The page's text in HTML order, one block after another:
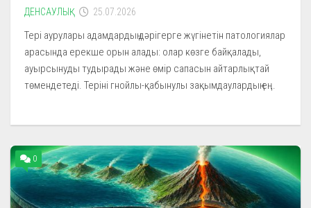
ДЕНСАУЛЫҚ 25.07.2026
Тері аурулары адамдардың дәрігерге жүгінетін патологиялар
арасында ерекше орын алады: олар көзге байқалады,
ауырсынуды тудырады және өмір сапасын айтарлықтай
төмендетеді. Теріні гнойлы-қабынулы зақымдаулардың ең...
0